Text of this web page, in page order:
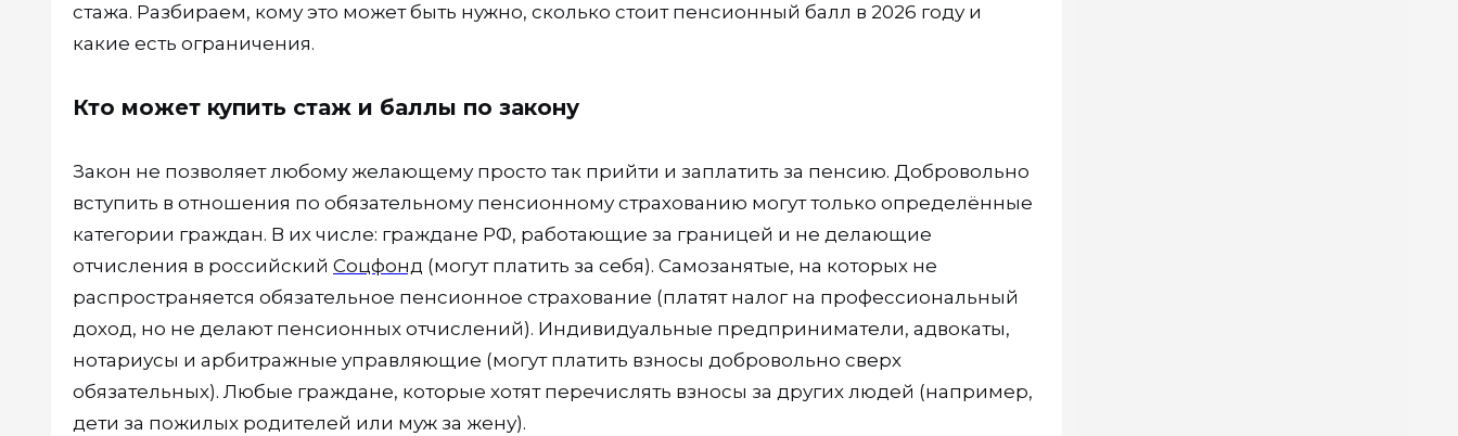
стажа. Разбираем, кому это может быть нужно, сколько стоит пенсионный балл в 2026 году и
какие есть ограничения.
Кто может купить стаж и баллы по закону
Закон не позволяет любому желающему просто так прийти и заплатить за пенсию. Добровольно
вступить в отношения по обязательному пенсионному страхованию могут только определённые
категории граждан. В их числе: граждане РФ, работающие за границей и не делающие
отчисления в российский Соцфонд (могут платить за себя). Самозанятые, на которых не
распространяется обязательное пенсионное страхование (платят налог на профессиональный
доход, но не делают пенсионных отчислений). Индивидуальные предприниматели, адвокаты,
нотариусы и арбитражные управляющие (могут платить взносы добровольно сверх
обязательных). Любые граждане, которые хотят перечислять взносы за других людей (например,
дети за пожилых родителей или муж за жену).